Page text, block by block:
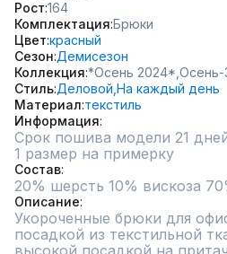
Рост 164
Комплектация Брюки
Цвет красный
Сезон Демисезон
Коллекция *Осень 2024*, Осень-
Стиль Деловой, На каждый день
Материал текстиль
Информация
Срок пошива модели 21
1 размер на примерку
Состав
20% шерсть 10% вискоза
Описание
Укороченные брюки для
посадкой из текстильной
высокой посадкой на